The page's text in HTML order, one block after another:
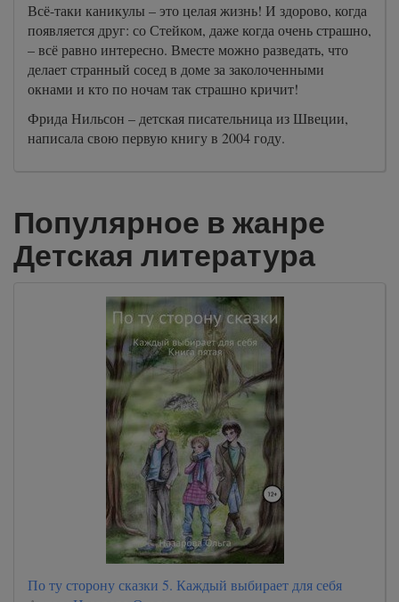
Всё-таки каникулы – это целая жизнь! И здорово, когда
появляется друг: со Стейком, даже когда очень страшно,
– всё равно интересно. Вместе можно разведать, что
делает странный сосед в доме за заколоченными
окнами и кто по ночам так страшно кричит!
Фрида Нильсон – детская писательница из Швеции,
написала свою первую книгу в 2004 году.
Популярное в жанре
Детская литература
По ту сторону сказки 5. Каждый выбирает для себя